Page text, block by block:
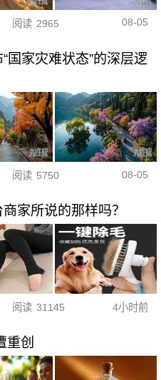
阅读 2965 08-05
家灾难状态”的深层逻
阅读 5750 08-05
家所说的那样吗？
阅读 31145 4小时前
重创